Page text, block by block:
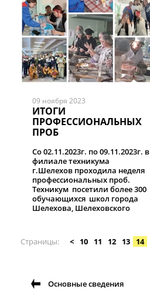
09 ноября 2023
ИТОГИ
ПРОФЕССИОНАЛЬНЫХ
ПРОБ
Со 02.11.2023г. по 09.11.2023г. в
филиале техникума
г.Шелехов проходила неделя
профессиональных проб.
Техникум посетили более 300
обучающихся школ города
Шелехова, Шелеховского
Страницы < 10 11 12 13 14
Основные сведения